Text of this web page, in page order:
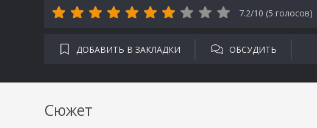
7.2/10 (5 голосов)
ДОБАВИТЬ В ЗАКЛАДКИ ОБСУДИТЬ
Сюжет